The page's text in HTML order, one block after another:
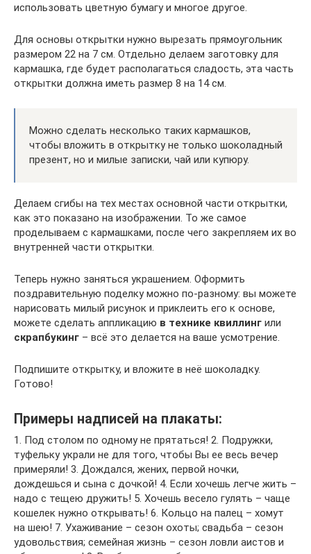
использовать цветную бумагу и многое другое.
Для основы открытки нужно вырезать прямоугольник
размером 22 на 7 см. Отдельно делаем заготовку для
кармашка, где будет располагаться сладость, эта часть
открытки должна иметь размер 8 на 14 см.
Можно сделать несколько таких кармашков,
чтобы вложить в открытку не только шоколадный
презент, но и милые записки, чай или купюру.
Делаем сгибы на тех местах основной части открытки,
как это показано на изображении. То же самое
проделываем с кармашками, после чего закрепляем их во
внутренней части открытки.
Теперь нужно заняться украшением. Оформить
поздравительную поделку можно по-разному: вы можете
нарисовать милый рисунок и приклеить его к основе,
можете сделать аппликацию в технике квиллинг или
скрапбукинг – всё это делается на ваше усмотрение.
Подпишите открытку, и вложите в неё шоколадку.
Готово!
Примеры надписей на плакаты:
1. Под столом по одному не прятаться! 2. Подружки,
туфельку украли не для того, чтобы Вы ее весь вечер
примеряли! 3. Дождался, жених, первой ночки,
дождешься и сына с дочкой! 4. Если хочешь легче жить –
надо с тещею дружить! 5. Хочешь весело гулять – чаще
кошелек нужно открывать! 6. Кольцо на палец – хомут
на шею! 7. Ухаживание – сезон охоты; свадьба – сезон
удовольствия; семейная жизнь – сезон ловли аистов и